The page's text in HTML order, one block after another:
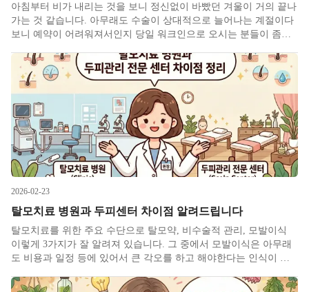
아침부터 비가 내리는 것을 보니 정신없이 바빴던 겨울이 거의 끝나
가는 것 같습니다. 아무래도 수술이 상대적으로 늘어나는 계절이다
보니 예약이 어려워져서인지 당일 워크인으로 오시는 분들이 좀더
니 특정 시간에 몰리는 경우가 많아서 대기가 길어진 측면도 있습니
다. 다소
2026-02-23
탈모치료 병원과 두피센터 차이점 알려드립니다
탈모치료를 위한 주요 수단으로 탈모약, 비수술적 관리, 모발이식
이렇게 3가지가 잘 알려져 있습니다. 그 중에서 모발이식은 아무래
도 비용과 일정 등에 있어서 큰 각오를 하고 해야한다는 인식이 팽
줄어든 양상이 있지만 기본적으로 부작용에 대한 우려로 꺼려하는